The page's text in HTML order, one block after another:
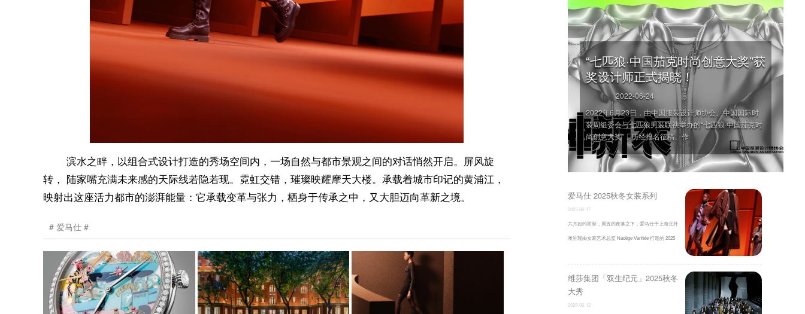
滨水之畔，以组合式设计打造的秀场空间内，一场自然与都市景观之间的对话悄然开启。屏风旋
转， 陆家嘴充满未来感的天际线若隐若现。霓虹交错，璀璨映耀摩天大楼。承载着城市印记的黄浦江，
映射出这座活力都市的澎湃能量：它承载变革与张力，栖身于传承之中，又大胆迈向革新之境。
爱马仕
“七匹狼·中国茄克时尚创意大奖”获
奖设计师正式揭晓！
2022-06-24
2022年6月23日，由中国服装设计师协会、中国国际时
装周组委会与七匹狼男装联袂举办的“七匹狼·中国茄克时
尚创意大奖”，历经报名征稿、作
爱马仕 2025秋冬女装系列
2025-06-17
六月如约而至，周五的夜幕之下，爱马仕于上海北外
滩呈现由女装艺术总监 Nadège Vanhée 打造的 2025
维莎集团「双生纪元」2025秋冬
大秀
2025-06-12